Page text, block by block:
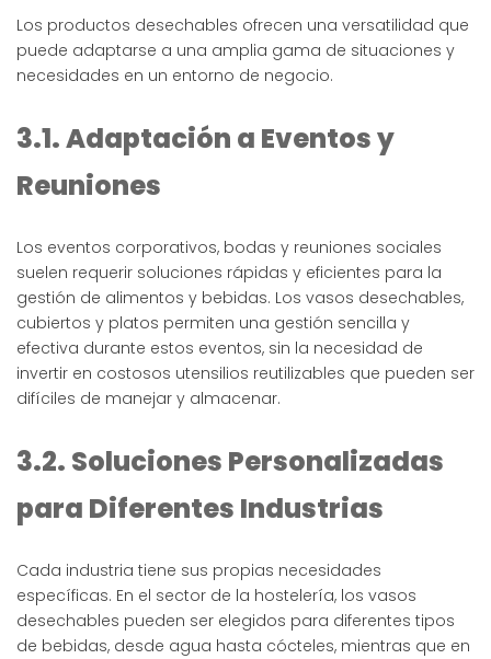
Los productos desechables ofrecen una versatilidad que
puede adaptarse a una amplia gama de situaciones y
necesidades en un entorno de negocio.
3.1. Adaptación a Eventos y
Reuniones
Los eventos corporativos, bodas y reuniones sociales
suelen requerir soluciones rápidas y eficientes para la
gestión de alimentos y bebidas. Los vasos desechables,
cubiertos y platos permiten una gestión sencilla y
efectiva durante estos eventos, sin la necesidad de
invertir en costosos utensilios reutilizables que pueden ser
difíciles de manejar y almacenar.
3.2. Soluciones Personalizadas
para Diferentes Industrias
Cada industria tiene sus propias necesidades
específicas. En el sector de la hostelería, los vasos
desechables pueden ser elegidos para diferentes tipos
de bebidas, desde agua hasta cócteles, mientras que en